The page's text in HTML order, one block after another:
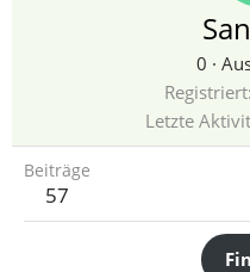
0 ·
Registriert
Letzte
Beiträge
57